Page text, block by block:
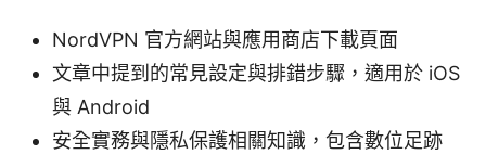
NordVPN 官方網站與應用商店下載頁面
文章中提到的常見設定與排錯步驟，適用於 iOS
與 Android
安全實務與隱私保護相關知識，包含數位足跡